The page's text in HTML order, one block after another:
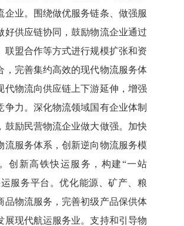
企业。围绕做优服务链条、做强服
好供应链协同，鼓励物流企业通过
联盟合作等方式进行规模扩张和资
，完善集约高效的现代物流服务体
代物流向供应链上下游延伸，增强
争力。深化物流领域国有企业体制
鼓励民营物流企业做大做强。加快
流服务体系，创新逆向物流服务模
创新高铁快运服务，构建“一站
服务平台。优化能源、矿产、粮
品物流服务，完善初级产品保供体
展现代航运服务业。支持和引导物